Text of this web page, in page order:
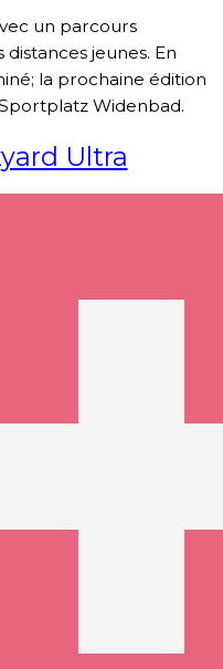
un parcours
jeunes. En
la prochaine édition
Widenbad.
Ultra